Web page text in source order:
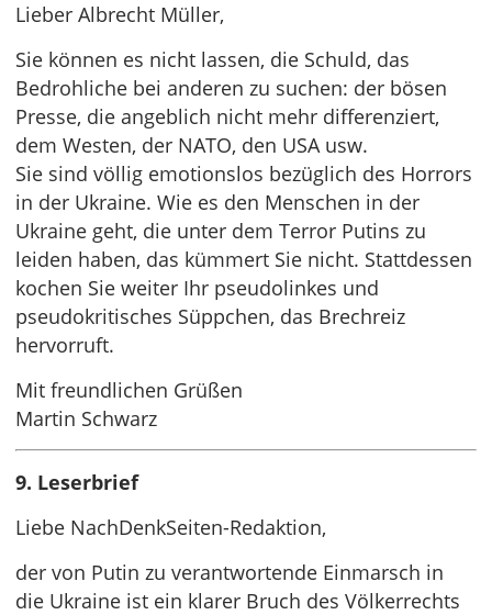
Lieber Albrecht Müller,
Sie können es nicht lassen, die Schuld, das
Bedrohliche bei anderen zu suchen: der bösen
Presse, die angeblich nicht mehr differenziert,
dem Westen, der NATO, den USA usw.
Sie sind völlig emotionslos bezüglich des Horrors
in der Ukraine. Wie es den Menschen in der
Ukraine geht, die unter dem Terror Putins zu
leiden haben, das kümmert Sie nicht. Stattdessen
kochen Sie weiter Ihr pseudolinkes und
pseudokritisches Süppchen, das Brechreiz
hervorruft.
Mit freundlichen Grüßen
Martin Schwarz
9. Leserbrief
Liebe NachDenkSeiten-Redaktion,
der von Putin zu verantwortende Einmarsch in
die Ukraine ist ein klarer Bruch des Völkerrechts